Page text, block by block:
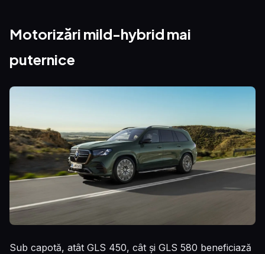
Motorizări mild-hybrid mai
puternice
Sub capotă, atât GLS 450, cât și GLS 580 beneficiază